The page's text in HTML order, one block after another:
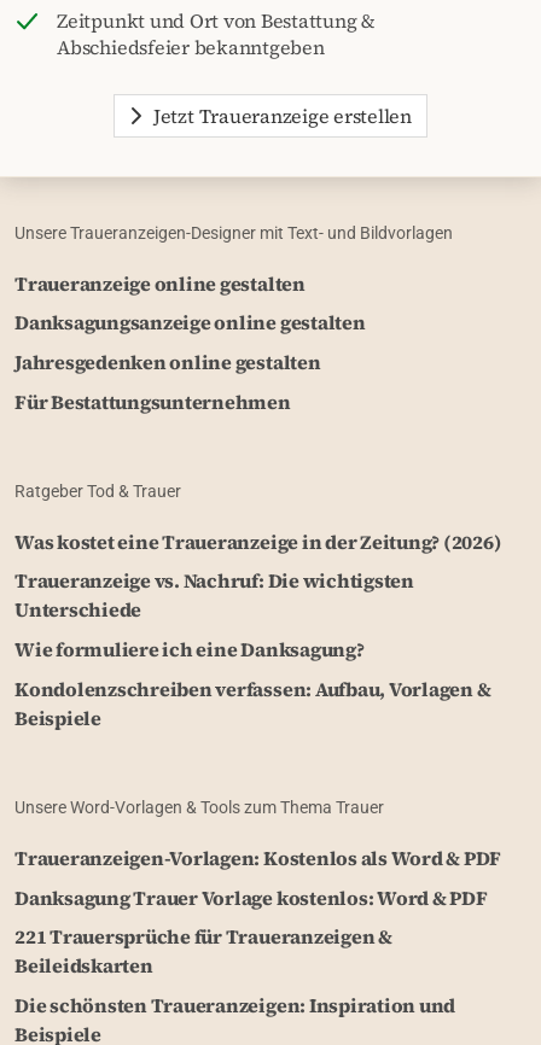
Zeitpunkt und Ort von Bestattung &
Abschiedsfeier bekanntgeben
Jetzt Traueranzeige erstellen
Unsere Traueranzeigen-Designer mit Text- und Bildvorlagen
Traueranzeige online gestalten
Danksagungsanzeige online gestalten
Jahresgedenken online gestalten
Für Bestattungsunternehmen
Ratgeber Tod & Trauer
Was kostet eine Traueranzeige in der Zeitung? (2026)
Traueranzeige vs. Nachruf: Die wichtigsten
Unterschiede
Wie formuliere ich eine Danksagung?
Kondolenzschreiben verfassen: Aufbau, Vorlagen &
Beispiele
Unsere Word-Vorlagen & Tools zum Thema Trauer
Traueranzeigen-Vorlagen: Kostenlos als Word & PDF
Danksagung Trauer Vorlage kostenlos: Word & PDF
221 Trauersprüche für Traueranzeigen &
Beileidskarten
Die schönsten Traueranzeigen: Inspiration und
Beispiele